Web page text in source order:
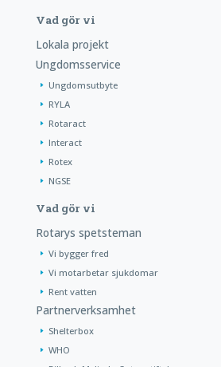
Vad gör vi
Lokala projekt
Ungdomsservice
Ungdomsutbyte
RYLA
Rotaract
Interact
Rotex
NGSE
Vad gör vi
Rotarys spetsteman
Vi bygger fred
Vi motarbetar sjukdomar
Rent vatten
Partnerverksamhet
Shelterbox
WHO